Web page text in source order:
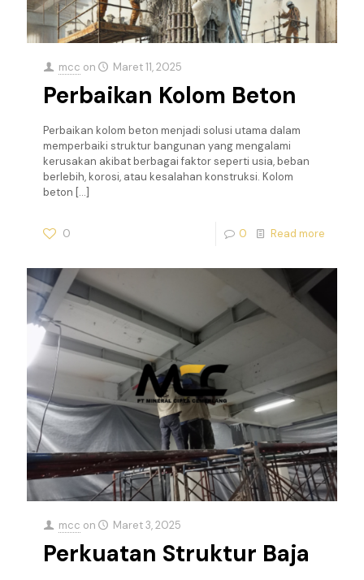
mcc on Maret 11, 2025
Perbaikan Kolom Beton
Perbaikan kolom beton menjadi solusi utama dalam
memperbaiki struktur bangunan yang mengalami
kerusakan akibat berbagai faktor seperti usia, beban
berlebih, korosi, atau kesalahan konstruksi. Kolom
beton […]
0 0 Read more
mcc on Maret 3, 2025
Perkuatan Struktur Baja